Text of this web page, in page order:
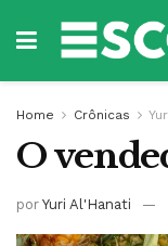
Home Crônicas
O
por Yuri Al'Hanati